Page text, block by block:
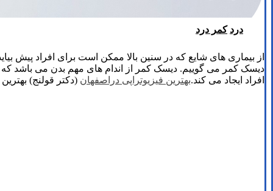
درد کمر درد
از بیماری های شایع که در سنین بالا ممکن است برای افراد پیش
دیسک کمر می گوییم. دیسک کمر از اندام های مهم بدن می باشد
افراد ایجاد می کند.بهترین فیزیوتراپی دراصفهان (دکتر قولنج)